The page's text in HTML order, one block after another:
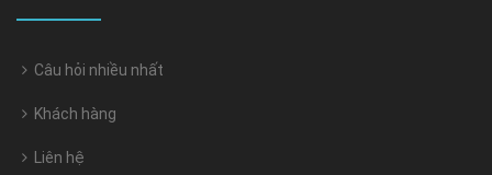
Câu hỏi nhiều nhất
Khách hàng
Liên hệ